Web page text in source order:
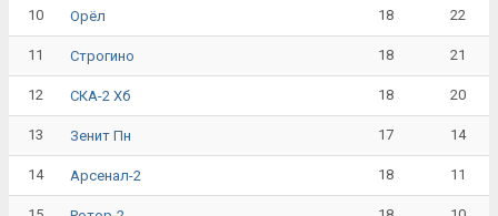
10 Орёл 18 22
11 Строгино 18 21
12 СКА-2 Хб 18 20
13 Зенит Пн 17 14
14 Арсенал-2 18 11